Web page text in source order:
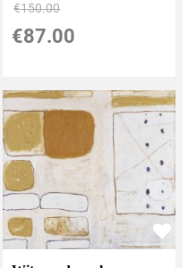
€150.00
€87.00